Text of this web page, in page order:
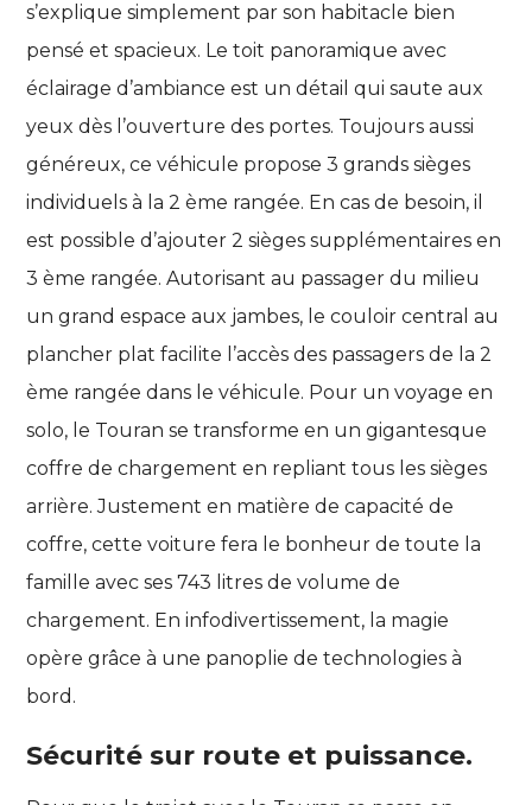
s’explique simplement par son habitacle bien
pensé et spacieux. Le toit panoramique avec
éclairage d’ambiance est un détail qui saute aux
yeux dès l’ouverture des portes. Toujours aussi
généreux, ce véhicule propose 3 grands sièges
individuels à la 2 ème rangée. En cas de besoin, il
est possible d’ajouter 2 sièges supplémentaires en
3 ème rangée. Autorisant au passager du milieu
un grand espace aux jambes, le couloir central au
plancher plat facilite l’accès des passagers de la 2
ème rangée dans le véhicule. Pour un voyage en
solo, le Touran se transforme en un gigantesque
coffre de chargement en repliant tous les sièges
arrière. Justement en matière de capacité de
coffre, cette voiture fera le bonheur de toute la
famille avec ses 743 litres de volume de
chargement. En infodivertissement, la magie
opère grâce à une panoplie de technologies à
bord.
Sécurité sur route et puissance.